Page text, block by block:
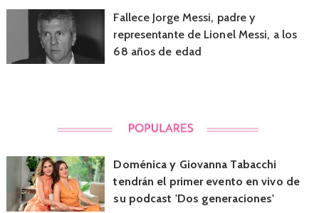
Fallece Jorge Messi, padre y
representante de Lionel Messi, a los
68 años de edad
Doménica y Giovanna Tabacchi
tendrán el primer evento en vivo de
su podcast 'Dos generaciones'